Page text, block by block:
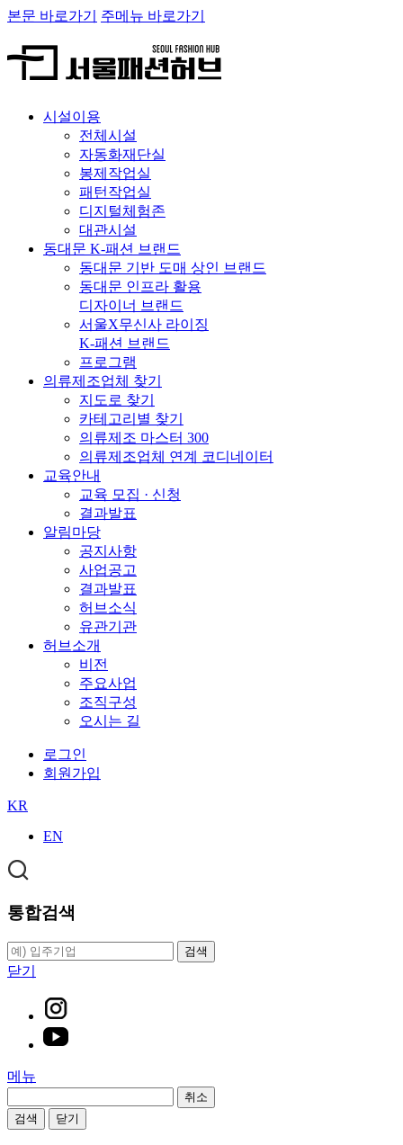
본문 바로가기 주메뉴 바로가기
시설이용
전체시설
자동화재단실
봉제작업실
패턴작업실
디지털체험존
대관시설
동대문 K-패션 브랜드
동대문 기반 도매 상인 브랜드
동대문 인프라 활용
디자이너 브랜드
서울X무신사 라이징
K-패션 브랜드
프로그램
의류제조업체 찾기
지도로 찾기
카테고리별 찾기
의류제조 마스터 300
의류제조업체 연계 코디네이터
교육안내
교육 모집 · 신청
결과발표
알림마당
공지사항
사업공고
결과발표
허브소식
유관기관
허브소개
비전
주요사업
조직구성
오시는 길
로그인
회원가입
KR
EN
통합검색
검색
닫기
메뉴
취소
검색
닫기